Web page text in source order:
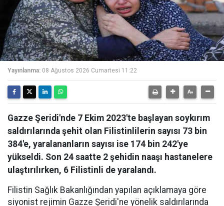
Yayınlanma: 08 Ağustos 2026 Cumartesi 11:22
Gazze Şeridi'nde 7 Ekim 2023'te başlayan soykırım
saldırılarında şehit olan Filistinlilerin sayısı 73 bin
384'e, yaralananların sayısı ise 174 bin 242'ye
yükseldi. Son 24 saatte 2 şehidin naaşı hastanelere
ulaştırılırken, 6 Filistinli de yaralandı.
Filistin Sağlık Bakanlığından yapılan açıklamaya göre
siyonist rejimin Gazze Şeridi'ne yönelik saldırılarında